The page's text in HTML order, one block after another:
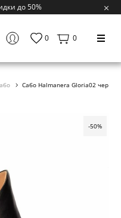
до 50%
0 0
Сабо Halmanera Gloria02 чер
-50%